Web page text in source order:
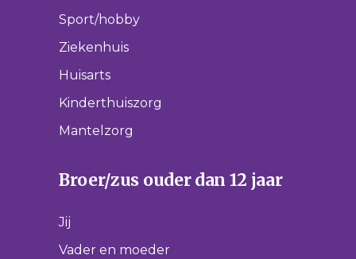
Sport/hobby
Ziekenhuis
Huisarts
Kinderthuiszorg
Mantelzorg
Broer/zus ouder dan 12 jaar
Jij
Vader en moeder